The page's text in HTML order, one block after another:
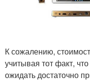
К сожалению,
учитывая тот факт,
ожидать достаточно